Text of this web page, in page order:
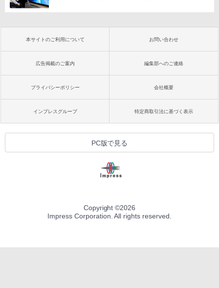
本サイトのご利用について お問い合わせ
広告掲載のご案内 編集部へのご連絡
プライバシーポリシー 会社概要
インプレスグループ 特定商取引法に基づく表示
PC版で見る
Copyright ©2026
Impress Corporation. All rights reserved.